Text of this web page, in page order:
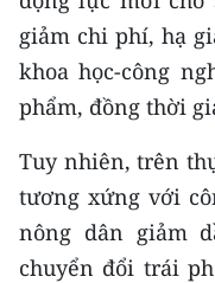
ENGLISH
中文
FRANÇAIS
РУССКИЙ
ESPAÑOL
giảm chi phí, hạ
khoa học-công
phẩm, đồng thời
Tuy nhiên, trên
tương xứng với
nông dân giảm
chuyển đổi trái